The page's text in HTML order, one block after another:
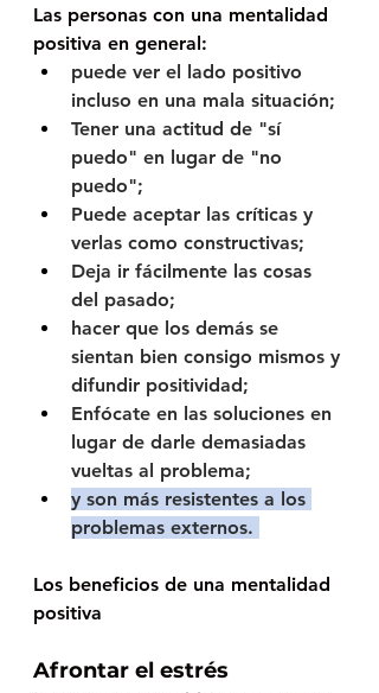
Las personas con una mentalidad
positiva en general:
puede ver el lado positivo
incluso en una mala situación;
Tener una actitud de "sí
puedo" en lugar de "no
puedo";
Puede aceptar las críticas y
verlas como constructivas;
Deja ir fácilmente las cosas
del pasado;
hacer que los demás se
sientan bien consigo mismos y
difundir positividad;
Enfócate en las soluciones en
lugar de darle demasiadas
vueltas al problema;
y son más resistentes a los
problemas externos.
Los beneficios de una mentalidad
positiva
Afrontar el estrés